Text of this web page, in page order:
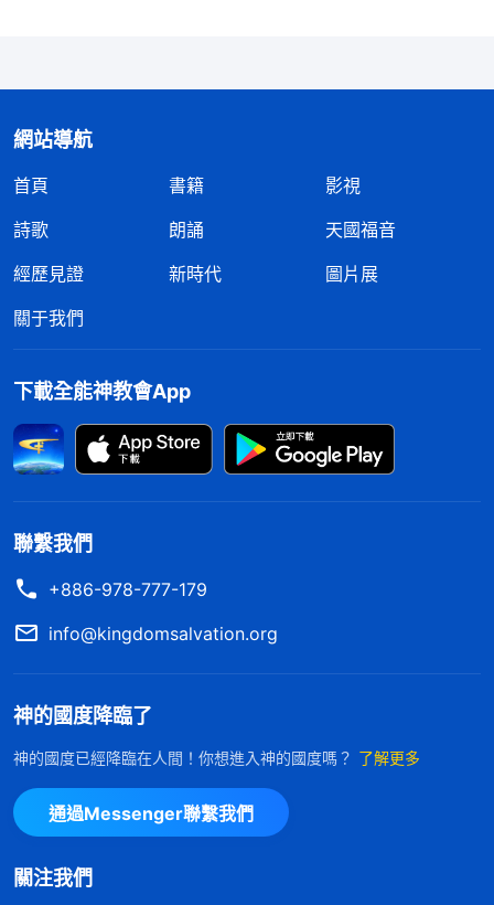
着盡本分搞自己個人的經營，維護自己的臉面地位，
不但坑害了弟兄姊妹，也給工作帶來攔阻。我明明對
業務不精通，明白真理也膚淺，在有些方面還不如弟
讓别人覺得我好像什麽都知道，這不是在欺騙神、欺
事都有思想、有觀點，讓弟兄姊妹一有問題首先想到
我，都來找我解决，讓人都擁護、贊成我，我這樣偽
裝欺騙都是為了維護自己的名譽地位，這是敵基督的
性情啊。神恩待我給我操練做帶領的機會，這是給我
一份責任，而不是一個地位，不是讓我高高在上享受
地位之福，而是讓我和弟兄姊妹一起和諧配搭，把教
是讓我在盡本分的過程中追求真理，操練用真理解决
問題，按原則辦事。但自從開始做帶領，我的存心觀
點和所走的道路就錯了，我站在帶領的地位上，要求
自己這也懂、那也會，來顯示自己的高明，不然就偽
裝自己，我真是太狂妄、太虚偽了。
後來，我又看到神的話説：「
人，對總想做超人、偉人的敗壞性情就能感覺厭憎、
網站導航
首頁 書籍
影視
詩歌
朗誦
天國福音
經歷見證
新時代
圖片展
關于我們
下載全能神教會App
聯繫我們
+886-978-777-179
info@kingdomsalvation.org
神的國度降臨了
神的國度已經降臨在人間！你想進入神的國度嗎？ 了解更多
通過Messenger聯繫我們
關注我們